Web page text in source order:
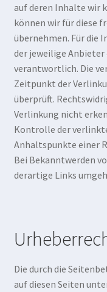
auf deren Inhalte wir
können wir für diese
übernehmen. Für die
der jeweilige
verantwortlich. Die
Zeitpunkt der
überprüft.
Verlinkung nicht
Kontrolle der
Anhaltspunkte einer
Bei Bekanntwerden
derartige Links
Die durch die
auf diesen Seiten